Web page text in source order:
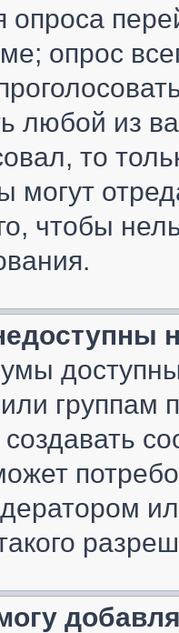
опроса
опрос
любой из
то
могут
чтобы
группам